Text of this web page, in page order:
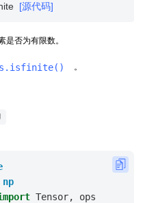
[源代码]
是否为有限数。
。
np
Tensor,
ops